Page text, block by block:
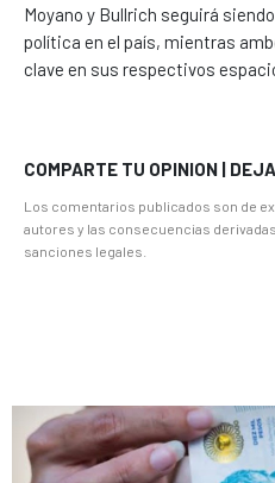
Moyano y Bullrich seguirá
política en el país, mientras
clave en sus respectivos
COMPARTE TU OPINION |
Los comentarios publicados son de
autores y las consecuencias
sanciones legales.